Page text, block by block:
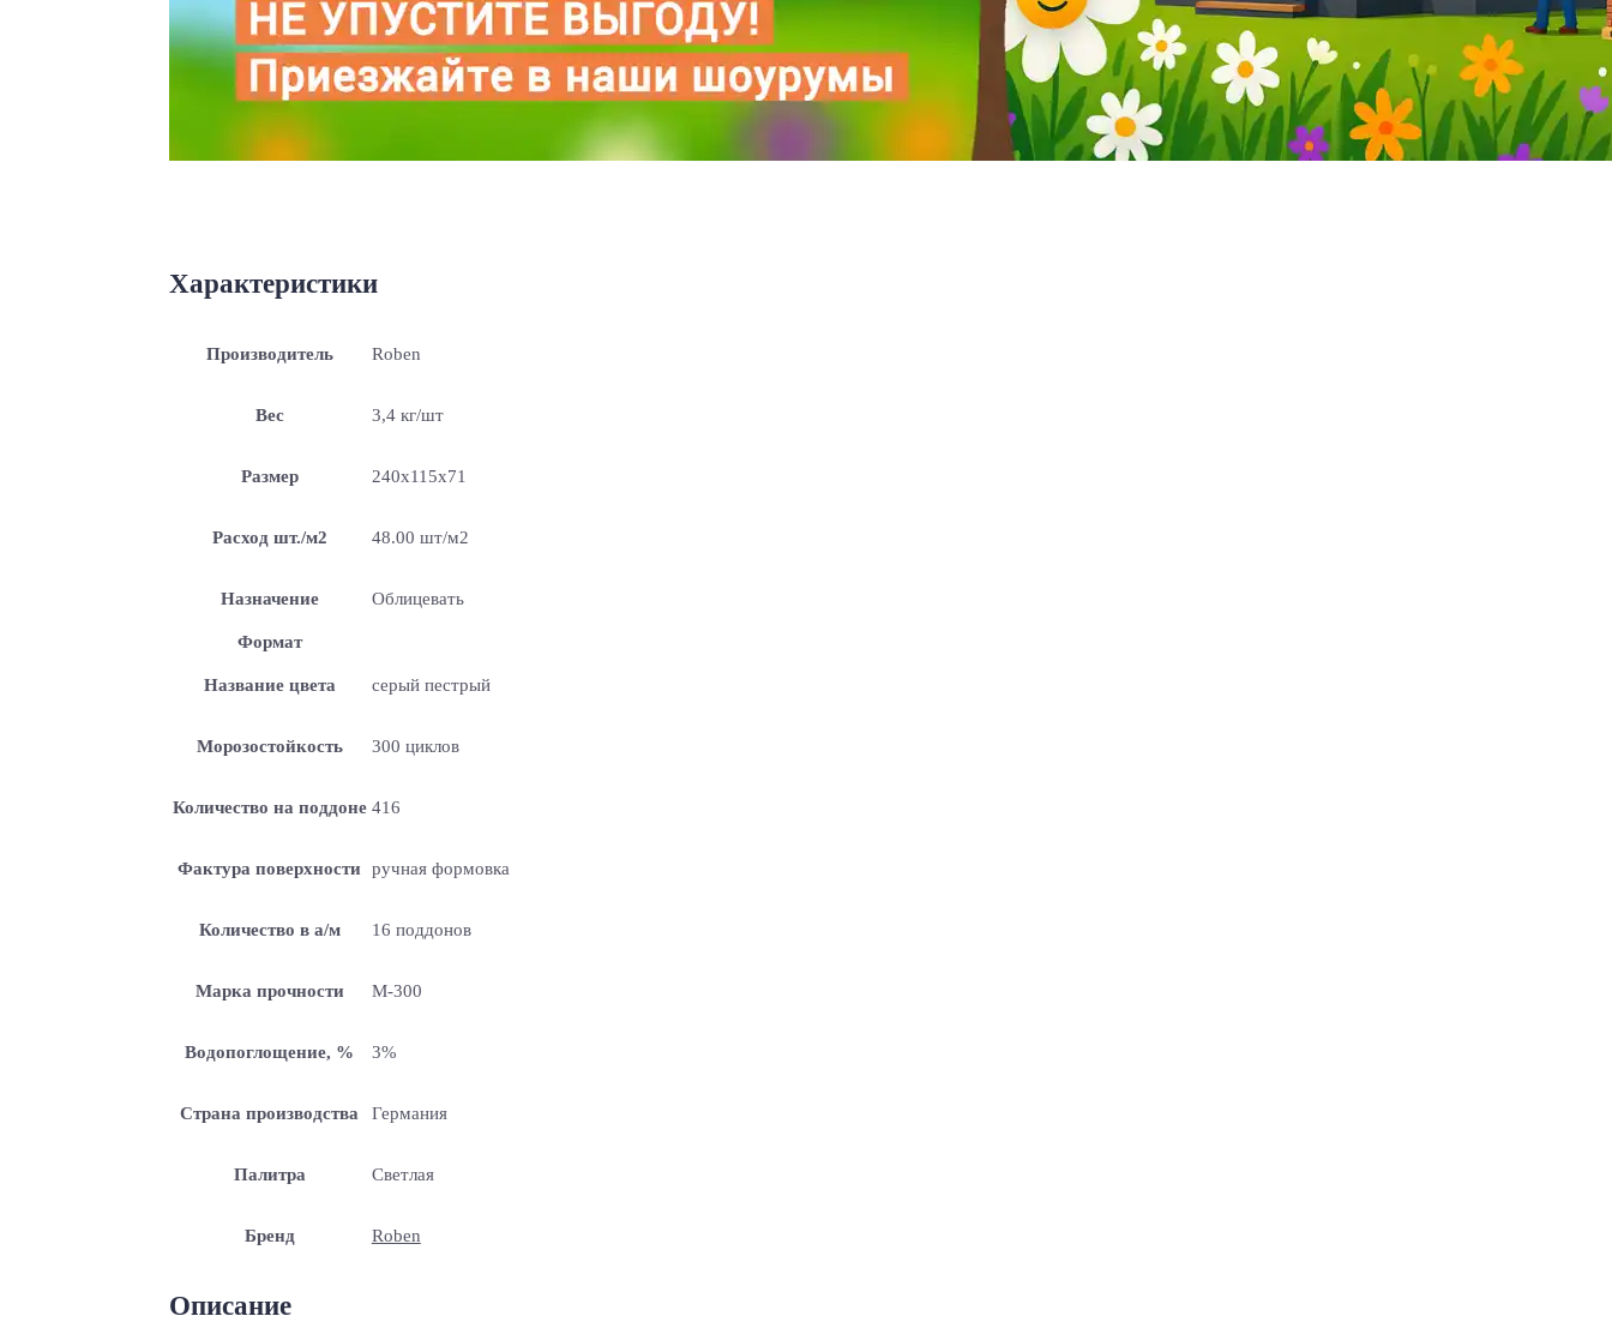
Характеристики
Производитель Roben
Вес 3,4 кг/шт
Размер 240x115x71
Расход шт./м2 48.00 шт/м2
Назначение Облицевать
Формат
Название цвета серый пестрый
Морозостойкость 300 циклов
Количество на поддоне 416
Фактура поверхности ручная формовка
Количество в а/м 16 поддонов
Марка прочности М-300
Водопоглощение, % 3%
Страна производства Германия
Палитра Светлая
Бренд Roben
Описание